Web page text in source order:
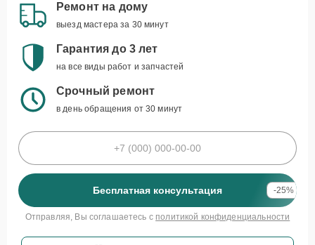
Ремонт на дому
выезд мастера за 30 минут
Гарантия до 3 лет
на все виды работ и запчастей
Срочный ремонт
в день обращения от 30 минут
Бесплатная консультация -25%
Отправляя, Вы соглашаетесь с политикой конфиденциальности